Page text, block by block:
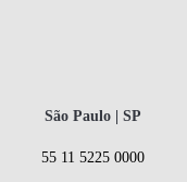
São Paulo | SP
55 11 5225 0000